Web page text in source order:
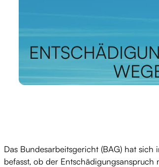
Das Bundesarbeitsgericht (BAG) hat
befasst, ob der